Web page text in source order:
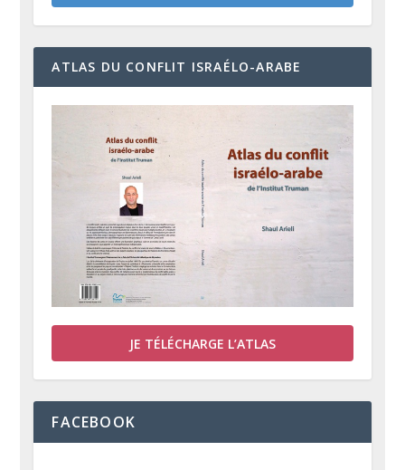
ATLAS DU CONFLIT ISRAÉLO-ARABE
JE TÉLÉCHARGE L’ATLAS
FACEBOOK